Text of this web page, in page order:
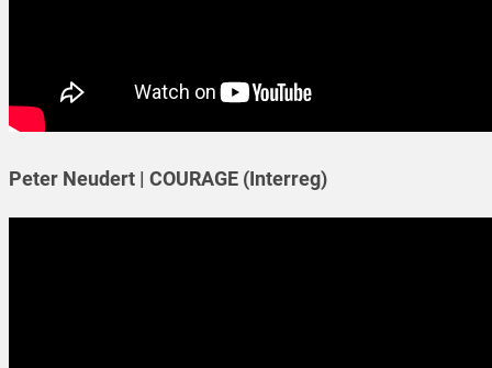
Peter Neudert | COURAGE (Interreg)